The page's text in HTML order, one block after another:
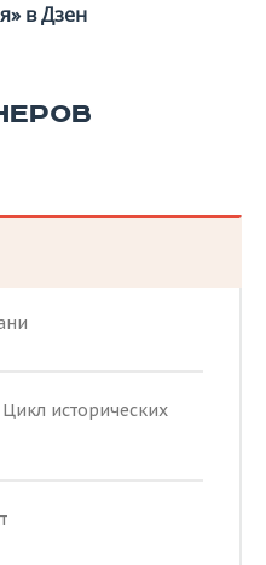
в Дзен
исторических